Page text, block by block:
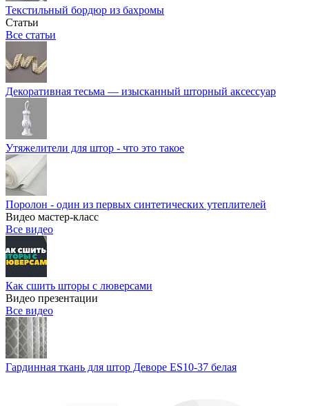
Текстильный бордюр из бахромы
Статьи
Все статьи
Декоративная тесьма — изысканный шторный аксессуар
Утяжелители для штор - что это такое
Поролон - один из первых синтетических утеплителей
Видео мастер-класс
Все видео
Как сшить шторы с люверсами
Видео презентации
Все видео
Гардинная ткань для штор Деворе ES10-37 белая